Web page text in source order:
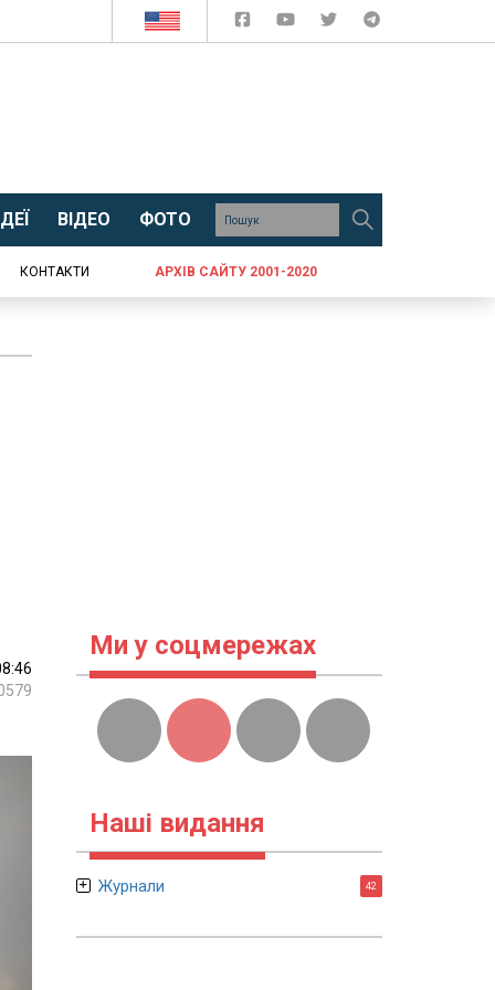
ВІДЕО ФОТО
КОНТАКТИ АРХІВ САЙТУ 2001-2020
Ми у соцмережах
Наші видання
Журнали 42